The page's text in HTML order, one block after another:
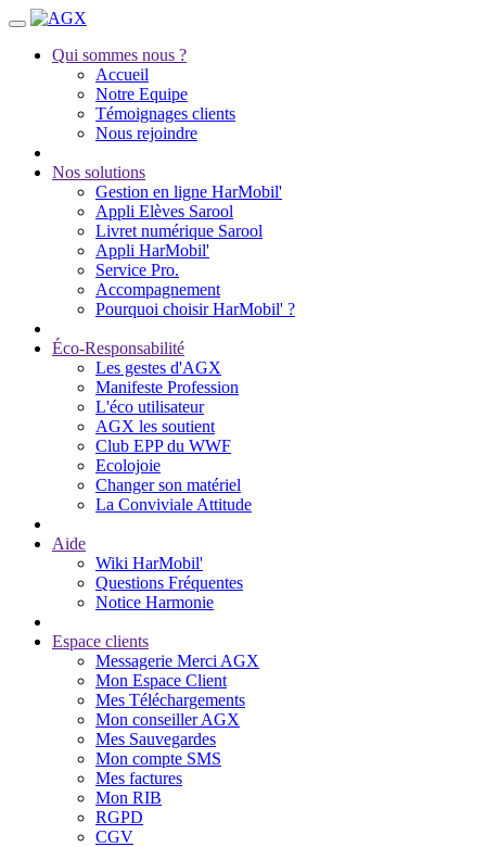
Qui sommes nous ?
Accueil
Notre Equipe
Témoignages clients
Nous rejoindre
Nos solutions
Gestion en ligne HarMobil'
Appli Elèves Sarool
Livret numérique Sarool
Appli HarMobil'
Service Pro.
Accompagnement
Pourquoi choisir HarMobil' ?
Éco-Responsabilité
Les gestes d'AGX
Manifeste Profession
L'éco utilisateur
AGX les soutient
Club EPP du WWF
Ecolojoie
Changer son matériel
La Conviviale Attitude
Aide
Wiki HarMobil'
Questions Fréquentes
Notice Harmonie
Espace clients
Messagerie Merci AGX
Mon Espace Client
Mes Téléchargements
Mon conseiller AGX
Mes Sauvegardes
Mon compte SMS
Mes factures
Mon RIB
RGPD
CGV